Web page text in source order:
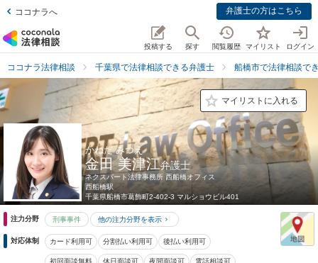
ココナラへ 弁護士の方はこちら
投稿する 探す 閲覧履歴 マイリスト ログイン
ココナラ法律相談 千葉県で法律相談できる弁護士 船橋市で法律相談で
マイリストに入れる
かねだ みつえ
金田 美津江弁護士
ネクスパート法律事務所 西船橋オフィス
西船橋駅
千葉県船橋市葛飾町2-402-3 マルショウビル401
注力分野 刑事事件 他の注力分野を表示
対応体制 カード利用可 分割払い利用可 後払い利用可
初回面談無料 休日面談可 夜間面談可 電話相談可